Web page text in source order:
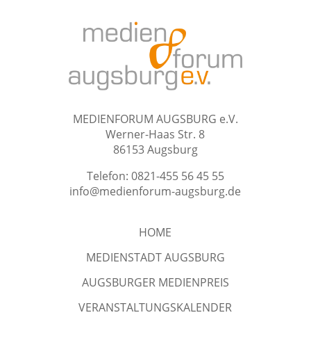
MEDIENFORUM AUGSBURG e.V.
Werner-Haas Str. 8
86153 Augsburg
Telefon: 0821-455 56 45 55
info@medienforum-augsburg.de
HOME
MEDIENSTADT AUGSBURG
AUGSBURGER MEDIENPREIS
VERANSTALTUNGSKALENDER